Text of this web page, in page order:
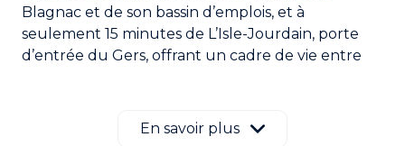
Blagnac et de son bassin d’emplois, et à
seulement 15 minutes de L’Isle-Jourdain, porte
d’entrée du Gers, offrant un cadre de vie entre
La maison est implantée sur une parcelle de 246
m², comprenant un jardinet intimiste, idéal pour
En savoir plus